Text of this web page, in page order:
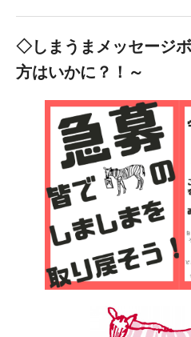
◇しまうまメッセージ
方はいかに？！～